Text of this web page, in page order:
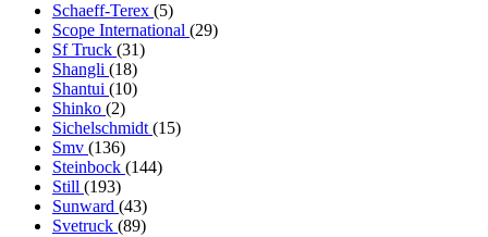
Schaeff-Terex (5)
Scope International (29)
Sf Truck (31)
Shangli (18)
Shantui (10)
Shinko (2)
Sichelschmidt (15)
Smv (136)
Steinbock (144)
Still (193)
Sunward (43)
Svetruck (89)